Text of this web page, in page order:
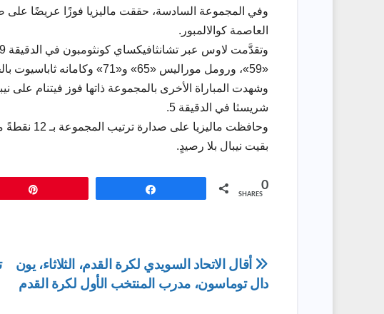
العاصمة كوالالمبور.
«59»، ورومل موراليس «65» و«71» وكامانه ثاباسيوت بالخطأ في مرماه «80»، وباولو جوزي «83».
وشهدت المباراة الأخرى بالمجموعة ذاتها فوز فيتنام
شريسثا في الدقيقة 5.
وحافظت
بقيت نيبال بلا رصيدٍ.
0
SHARES
تصفّح
المقالات
أقال الاتحاد السويدي لكرة القدم، الثلاثاء، يون
دال توماسون، مدرب المنتخب الأول لكرة القدم